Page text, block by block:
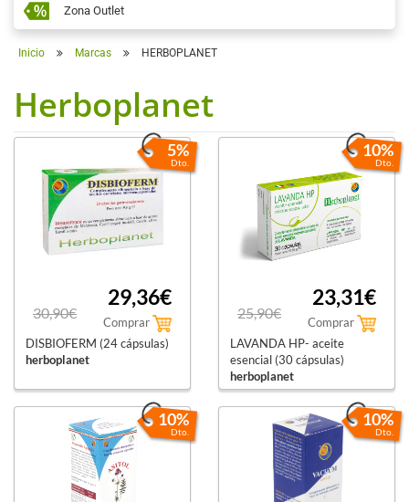
Zona Outlet
Inicio Marcas HERBOPLANET
Herboplanet
5%
Dto.
30,90€
29,36€
Comprar
DISBIOFERM (24 cápsulas)
herboplanet
10%
Dto.
25,90€
23,31€
Comprar
LAVANDA HP- aceite
esencial (30 cápsulas)
herboplanet
10%
Dto.
10%
Dto.